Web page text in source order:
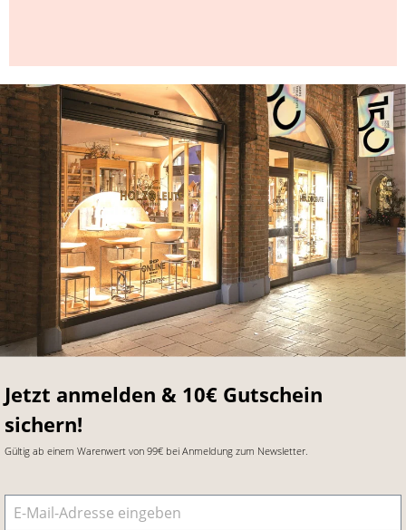
Jetzt anmelden & 10€ Gutschein
sichern!
Gültig ab einem Warenwert von 99€ bei Anmeldung zum Newsletter.
E-Mail-Adresse